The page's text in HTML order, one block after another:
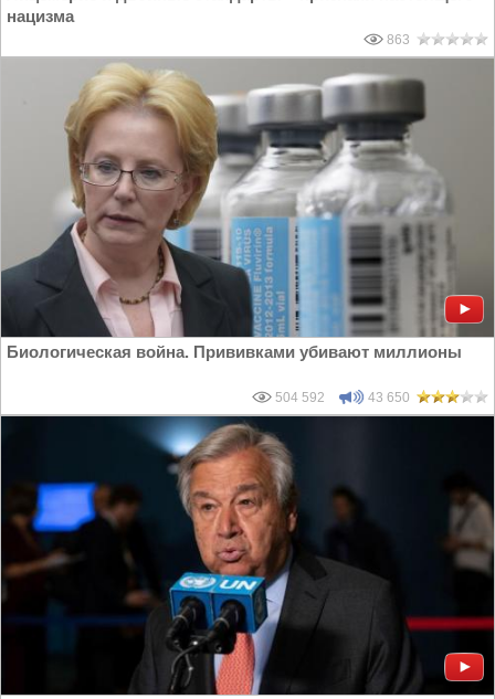
нацизма
863
Биологическая война. Прививками убивают миллионы
504 592 43 650